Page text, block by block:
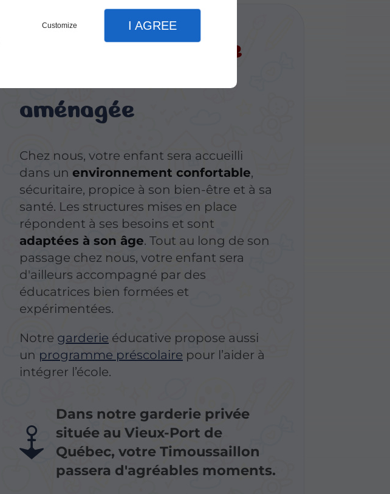
Customize I AGREE
garderie privée
sécuritaire et bien
aménagée
Chez nous, votre enfant sera accueilli
dans un environnement confortable,
sécuritaire, propice à son bien-être et à sa
santé. Les structures mises en place
répondent à ses besoins et sont
adaptées à son âge. Tout au long de son
passage chez nous, votre enfant sera
d'ailleurs accompagné par des
éducatrices bien formées et
expérimentées.
Notre garderie éducative propose aussi
un programme préscolaire pour l’aider à
intégrer l’école.
Dans notre garderie privée
située au Vieux-Port de
Québec, votre Timoussaillon
passera d'agréables moments.